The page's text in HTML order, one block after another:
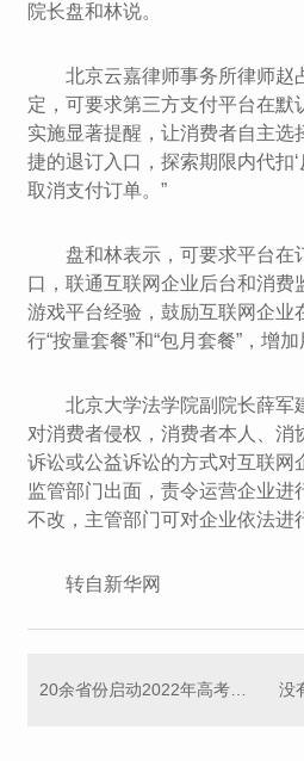
院长盘和林说。
北京云嘉律师事务所律师赵
定，可要求第三方支付平台在默
实施显著提醒，让消费者自主选
捷的退订入口，探索期限内代扣
取消支付订单。”
盘和林表示，可要求平台在
口，联通互联网企业后台和消费
游戏平台经验，鼓励互联网企业
行“按量套餐”和“包月套餐”，增加
北京大学法学院副院长薛军
对消费者侵权，消费者本人、消
诉讼或公益诉讼的方式对互联网
监管部门出面，责令运营企业进
不改，主管部门可对企业依法进
转自新华网
没